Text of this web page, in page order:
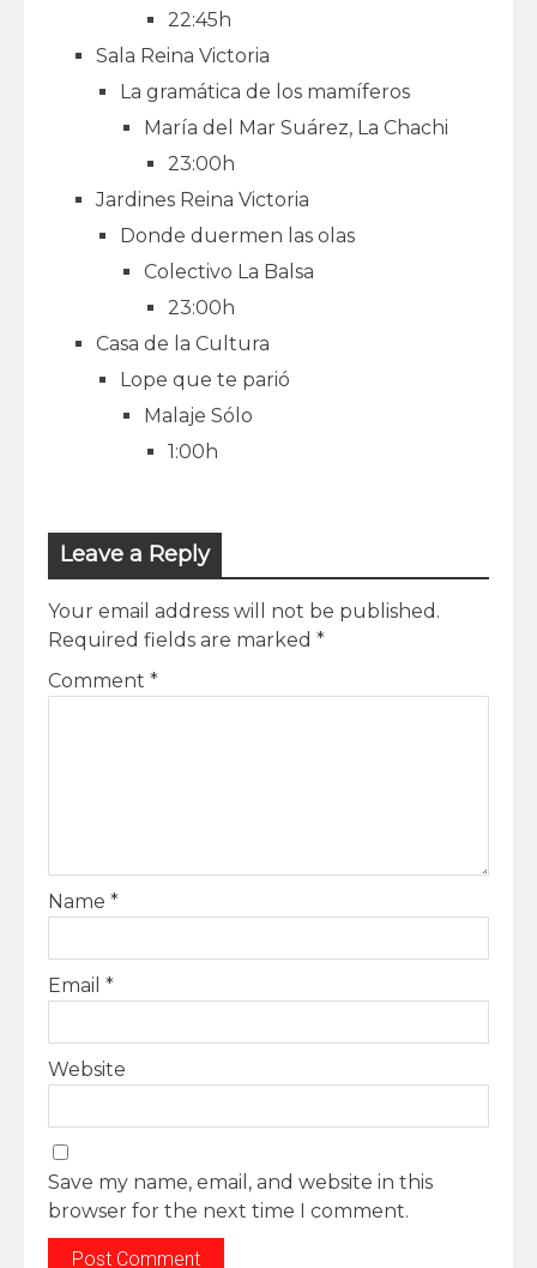
22:45h
Sala Reina Victoria
La gramática de los mamíferos
María del Mar Suárez, La Chachi
23:00h
Jardines Reina Victoria
Donde duermen las olas
Colectivo La Balsa
23:00h
Casa de la Cultura
Lope que te parió
Malaje Sólo
1:00h
Leave a Reply
Your email address will not be published.
Required fields are marked *
Comment *
Name *
Email *
Website
Save my name, email, and website in this
browser for the next time I comment.